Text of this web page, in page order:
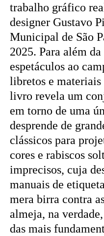
trabalho gráfico
designer Gustavo
Municipal de São
2025. Para além
espetáculos ao
libretos e
livro revela um
em torno de uma
desprende de
clássicos para
cores e rabiscos
imprecisos, cuja
manuais de
mera birra contra
almeja, na
das mais